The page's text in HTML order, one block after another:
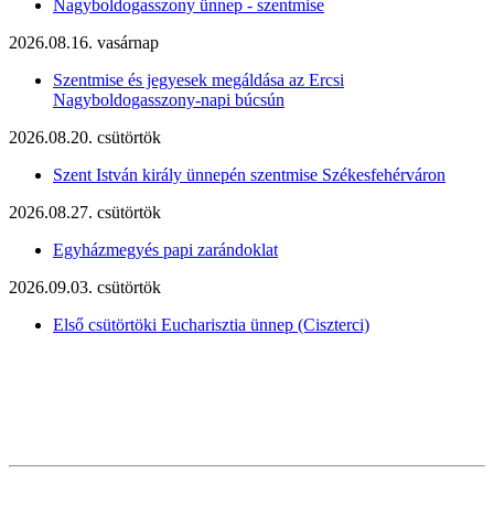
Nagyboldogasszony ünnep - szentmise
2026.08.16. vasárnap
Szentmise és jegyesek megáldása az Ercsi
Nagyboldogasszony-napi búcsún
2026.08.20. csütörtök
Szent István király ünnepén szentmise Székesfehérváron
2026.08.27. csütörtök
Egyházmegyés papi zarándoklat
2026.09.03. csütörtök
Első csütörtöki Eucharisztia ünnep (Ciszterci)